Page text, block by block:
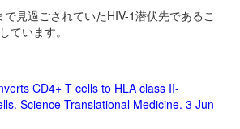
見過ごされていたHIV-1潜伏先であるこ
ています。
CD4+ T cells to HLA class II-
Science Translational Medicine. 3 Jun